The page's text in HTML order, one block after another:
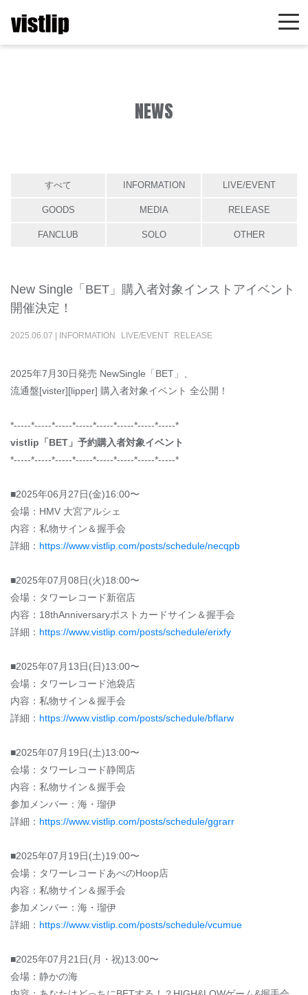
NEWS
すべて INFORMATION LIVE/EVENT
GOODS MEDIA RELEASE
FANCLUB SOLO OTHER
New Single「BET」購入者対象インストアイベント
開催決定！
2025.06.07 INFORMATION LIVE/EVENT RELEASE
2025年7月30日発売 NewSingle「BET」、
流通盤[vister][lipper] 購入者対象イベント 全公開！
*-----*-----*-----*-----*-----*-----*-----*-----*
vistlip「BET」予約購入者対象イベント
*-----*-----*-----*-----*-----*-----*-----*-----*
■2025年06月27日(金)16:00〜
会場：HMV 大宮アルシェ
内容：私物サイン＆握手会
詳細： https://www.vistlip.com/posts/schedule/necqpb
■2025年07月08日(火)18:00〜
会場：タワーレコード新宿店
内容：18thAnniversaryポストカードサイン＆握手会
詳細： https://www.vistlip.com/posts/schedule/erixfy
■2025年07月13日(日)13:00〜
会場：タワーレコード池袋店
内容：私物サイン＆握手会
詳細： https://www.vistlip.com/posts/schedule/bflarw
■2025年07月19日(土)13:00〜
会場：タワーレコード静岡店
内容：私物サイン＆握手会
参加メンバー：海・瑠伊
詳細： https://www.vistlip.com/posts/schedule/ggrarr
■2025年07月19日(土)19:00〜
会場：タワーレコードあべのHoop店
内容：私物サイン＆握手会
参加メンバー：海・瑠伊
詳細： https://www.vistlip.com/posts/schedule/vcumue
■2025年07月21日(月・祝)13:00〜
会場：静かの海